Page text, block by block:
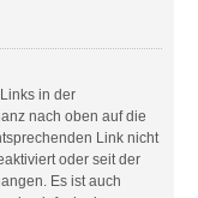
in der
nach oben auf die
Link nicht
oder seit der
Es ist auch